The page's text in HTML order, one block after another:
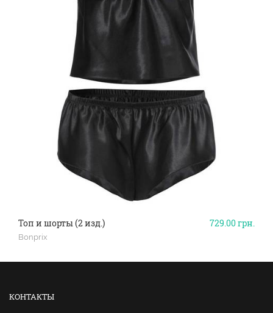
729.00грн.
Топ и шорты (2 изд.)
Bonprix
КОНТАКТЫ